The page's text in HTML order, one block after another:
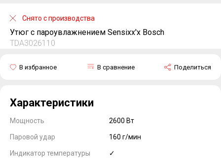
Утюг с пароувлажнением Sensixx'x Bosch
TDA3026110
Поделиться
В сравнение
В избранное
Снято с производства
Характеристики
Мощность 2600 Вт
Паровой удар 160 г/мин
Индикатор температуры ✓